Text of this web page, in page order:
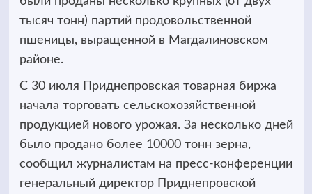
тысяч тонн) партий продовольственной
пшеницы, выращенной в Магдалиновском
районе.
С 30 июля Приднепровская товарная биржа
начала торговать сельскохозяйственной
продукцией нового урожая. За несколько дней
было продано более 10000 тонн зерна,
сообщил журналистам на пресс-конференции
генеральный директор Приднепровской